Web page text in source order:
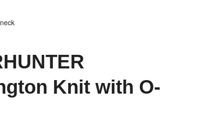
Knit with O-